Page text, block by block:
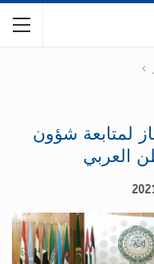
لمتابعة شؤون
العربي